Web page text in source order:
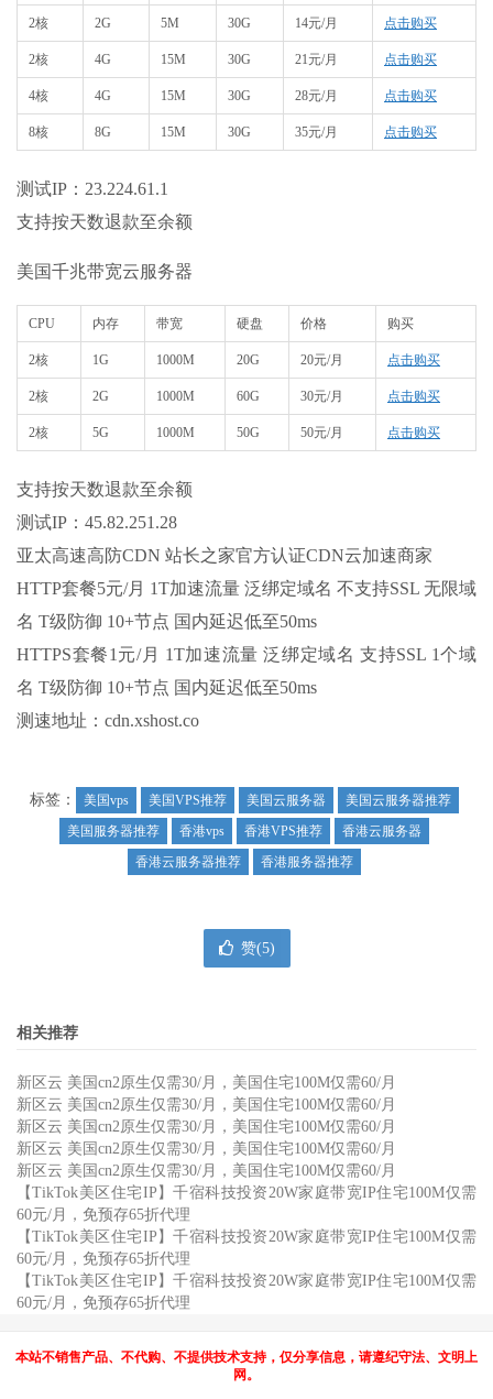
2核 2G 5M 30G 14元/月 点击购买
2核 4G 15M 30G 21元/月 点击购买
4核 4G 15M 30G 28元/月 点击购买
8核 8G 15M 30G 35元/月 点击购买
测试IP：23.224.61.1
支持按天数退款至余额
美国千兆带宽云服务器
CPU 内存 带宽 硬盘 价格 购买
2核 1G 1000M 20G 20元/月 点击购买
2核 2G 1000M 60G 30元/月 点击购买
2核 5G 1000M 50G 50元/月 点击购买
​支持按天数退款至余额
测试IP：45.82.251.28
亚太高速高防CDN 站长之家官方认证CDN云加速商家
HTTP套餐5元/月 1T加速流量 泛绑定域名 不支持SSL 无限域
名 T级防御 10+节点 国内延迟低至50ms
HTTPS套餐1元/月 1T加速流量 泛绑定域名 支持SSL 1个域
名 T级防御 10+节点 国内延迟低至50ms
测速地址：cdn.xshost.co
标签： 美国vps 美国VPS推荐 美国云服务器
美国云服务器推荐
美国服务器推荐
香港vps 香港VPS推荐
香港云服务器
香港云服务器推荐
香港服务器推荐
赞(5)
相关推荐
新区云 美国cn2原生仅需30/月，美国住宅100M仅需60/月
新区云 美国cn2原生仅需30/月，美国住宅100M仅需60/月
新区云 美国cn2原生仅需30/月，美国住宅100M仅需60/月
新区云 美国cn2原生仅需30/月，美国住宅100M仅需60/月
新区云 美国cn2原生仅需30/月，美国住宅100M仅需60/月
【TikTok美区住宅IP】千宿科技投资20W家庭带宽IP住宅100M仅需
60元/月，免预存65折代理
【TikTok美区住宅IP】千宿科技投资20W家庭带宽IP住宅100M仅需
60元/月，免预存65折代理
【TikTok美区住宅IP】千宿科技投资20W家庭带宽IP住宅100M仅需
60元/月，免预存65折代理
本站不销售产品、不代购、不提供技术支持，仅分享信息，请遵纪守法、文明上
网。